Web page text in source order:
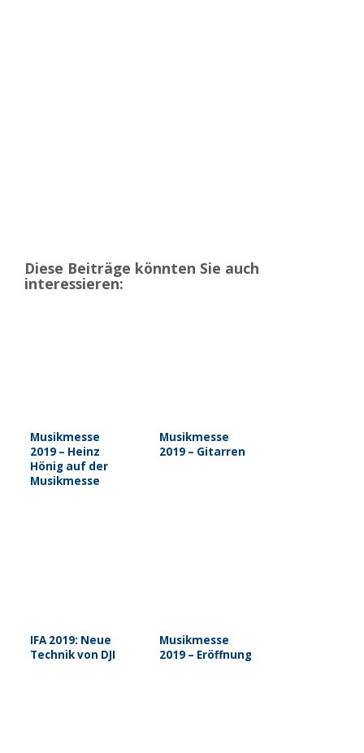
Diese Beiträge könnten Sie auch
interessieren:
Musikmesse
2019 – Heinz
Hönig auf der
Musikmesse
Musikmesse
2019 – Gitarren
IFA 2019: Neue
Technik von DJI
Musikmesse
2019 – Eröffnung